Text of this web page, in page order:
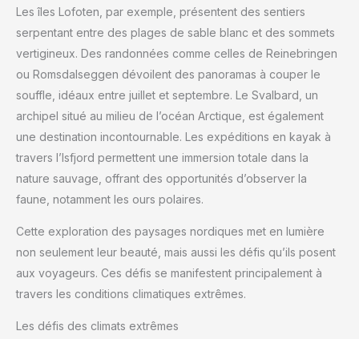
Les îles Lofoten, par exemple, présentent des sentiers
serpentant entre des plages de sable blanc et des sommets
vertigineux. Des randonnées comme celles de Reinebringen
ou Romsdalseggen dévoilent des panoramas à couper le
souffle, idéaux entre juillet et septembre. Le Svalbard, un
archipel situé au milieu de l’océan Arctique, est également
une destination incontournable. Les expéditions en kayak à
travers l’Isfjord permettent une immersion totale dans la
nature sauvage, offrant des opportunités d’observer la
faune, notamment les ours polaires.
Cette exploration des paysages nordiques met en lumière
non seulement leur beauté, mais aussi les défis qu’ils posent
aux voyageurs. Ces défis se manifestent principalement à
travers les conditions climatiques extrêmes.
Les défis des climats extrêmes